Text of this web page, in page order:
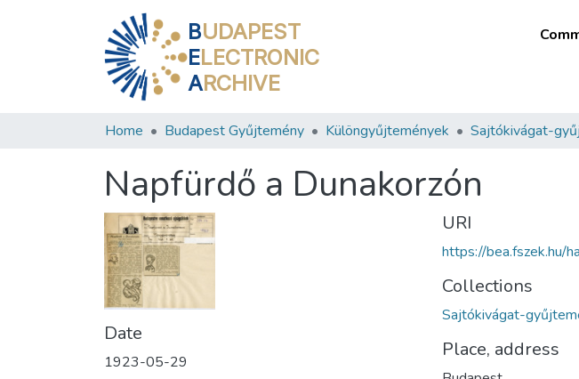
BUDAPEST
ELECTRONIC
ARCHIVE
Home Budapest Gyűjtemény Különgyűjtemények Sajtókivágat-
Napfürdő a Dunakorzón
Date
1923-05-29
URI
https://
Collections
Sajtókivágat-
Place, address